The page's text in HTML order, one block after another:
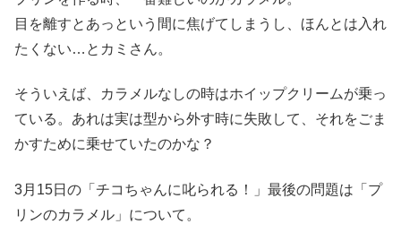
目を離すとあっという間に焦げてしまうし、ほんとは入れ
たくない…とカミさん。
そういえば、カラメルなしの時はホイップクリームが乗っ
ている。あれは実は型から外す時に失敗して、それをごま
かすために乗せていたのかな？
3月15日の「チコちゃんに叱られる！」最後の問題は「プ
リンのカラメル」について。